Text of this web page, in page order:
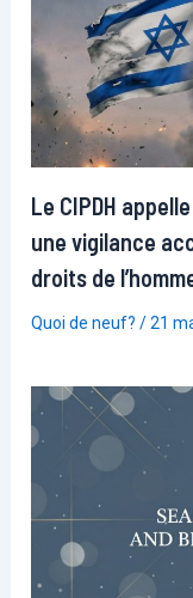
Le CIPDH
une vigilance
droits de
Quoi de neuf? /21